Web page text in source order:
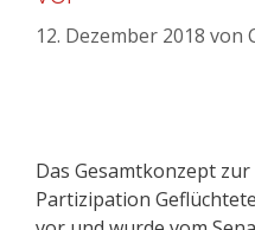
12. Dezember 2018 von
Das Gesamtkonzept
Partizipation